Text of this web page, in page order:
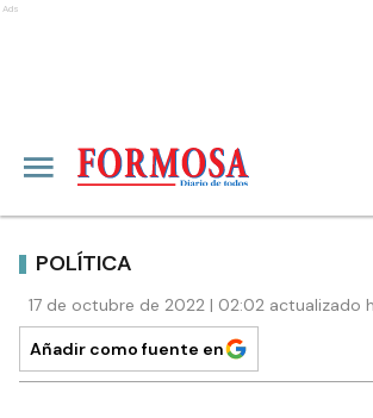
Ads
POLÍTICA
17 de octubre de 2022 | 02:02 actualizado
Añadir como fuente en